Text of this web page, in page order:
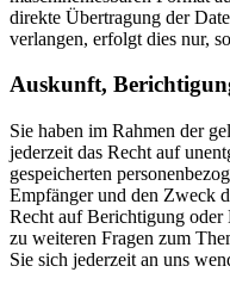
direkte Übertragung der
verlangen, erfolgt dies nur,
Auskunft,
Sie haben im Rahmen der
jederzeit das Recht auf
gespeicherten
Empfänger und den Zweck
Recht auf Berichtigung
zu weiteren Fragen zum
Sie sich jederzeit an uns